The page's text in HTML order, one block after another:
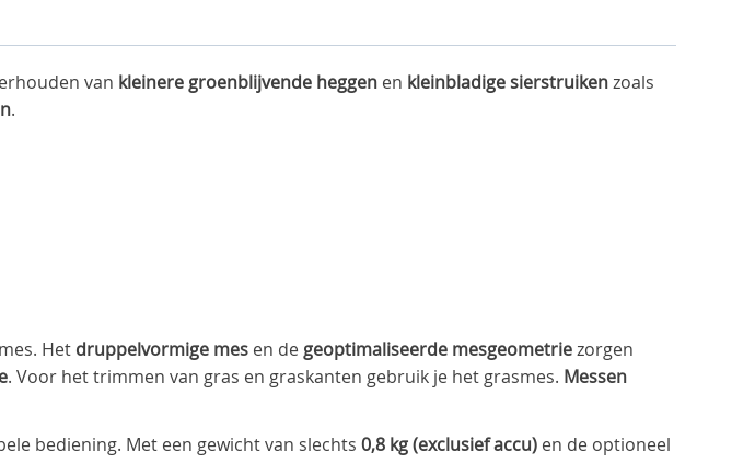
van kleinere groenblijvende heggen en kleinbladige sierstruikenzoals
.
Het druppelvormige mes en de geoptimaliseerde mesgeometriezorgen
. Voor het trimmen van gras en graskanten gebruik je het grasmes. Messen
bediening. Met een gewicht van slechts 0,8 kg (exclusief accu) en de optioneel